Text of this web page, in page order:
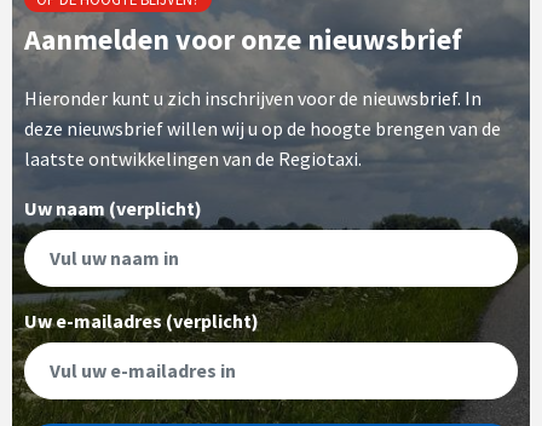
Aanmelden voor onze nieuwsbrief
Hieronder kunt u zich inschrijven voor de nieuwsbrief. In
deze nieuwsbrief willen wij u op de hoogte brengen van de
laatste ontwikkelingen van de Regiotaxi.
Uw naam (verplicht)
Uw e-mailadres (verplicht)